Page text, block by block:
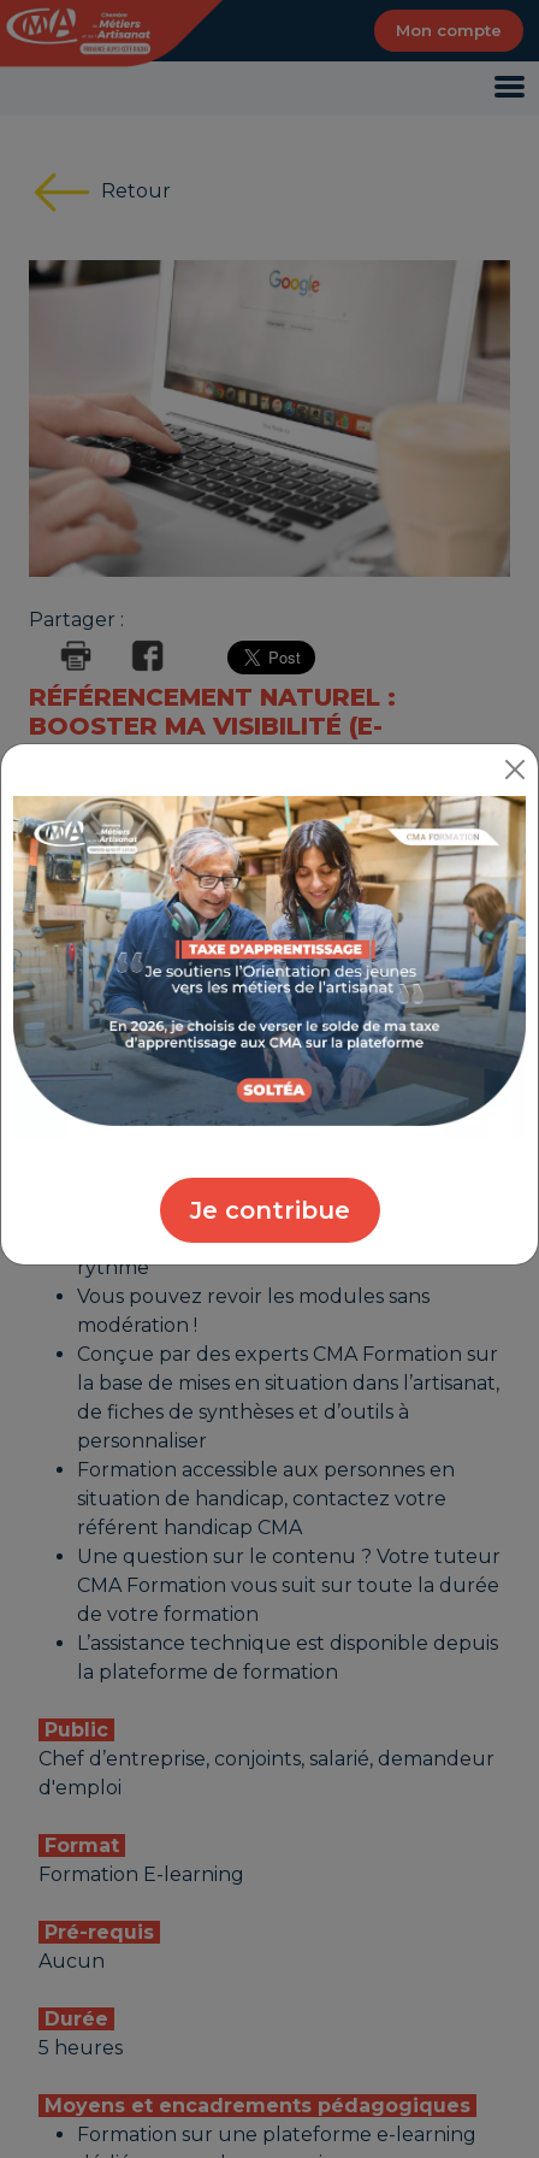
Mon compte
Je contribue
Retour
Partager :
RÉFÉRENCEMENT NATUREL :
BOOSTER MA VISIBILITÉ (E-
THÉMATIQUE : BOOSTER MES VENTES
Objectifs
Découvrez le référencement naturel et son
intérêt pour le site de son entreprise. Assimilez
les enjeux du moteur de recherche.
Mettez en place votre stratégie et devenez
autonome sur l’optimisation de votre
référencement naturel.
Plus d'informations sur :
artisanat.fr/e-
formation
Inscription permanente auprès de votre
CMA, accessible pour une durée de 30
jours, que vous pouvez suivre à votre
rythme
Vous pouvez revoir les modules sans
modération !
Conçue par des experts CMA Formation sur
la base de mises en situation dans l’artisanat,
de fiches de synthèses et d’outils à
personnaliser
Formation accessible aux personnes en
situation de handicap, contactez votre
référent handicap CMA
Une question sur le contenu ? Votre tuteur
CMA Formation vous suit sur toute la durée
de votre formation
L’assistance technique est disponible depuis
la plateforme de formation
Public
Chef d’entreprise, conjoints, salarié, demandeur
d'emploi
Format
Formation E-learning
Pré-requis
Aucun
Durée
5 heures
Moyens et encadrements pédagogiques
Formation sur une plateforme e-learning
Panneau de gestion des cookies